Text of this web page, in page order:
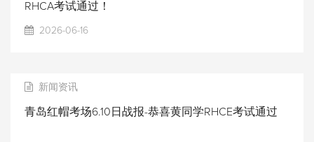
RHCA考试通过！
2026-06-16
新闻资讯
青岛红帽考场6.10日战报-恭喜黄同学RHCE考试通过